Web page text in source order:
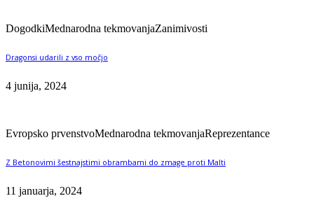
DogodkiMednarodna tekmovanjaZanimivosti
Dragonsi udarili z vso močjo
4 junija, 2024
Evropsko prvenstvoMednarodna tekmovanjaReprezentance
Z Betonovimi šestnajstimi obrambami do zmage proti Malti
11 januarja, 2024